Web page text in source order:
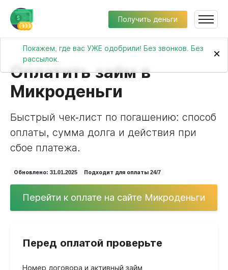
Получить деньги
Покажем, где вас УЖЕ одобрили! Без звонков. Без
рассылок.
×
Оплатить займ в
Микроденьги
Быстрый чек-лист по погашению: способ
оплаты, сумма долга и действия при
сбое платежа.
Обновлено: 31.01.2025 Подходит для оплаты 24/7
Перейти к оплате на сайте Микроденьги
Перед оплатой проверьте
Номер договора и активный займ